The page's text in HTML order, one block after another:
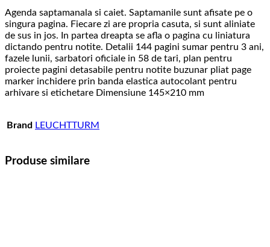
Agenda saptamanala si caiet. Saptamanile sunt afisate pe o
singura pagina. Fiecare zi are propria casuta, si sunt aliniate
de sus in jos. In partea dreapta se afla o pagina cu liniatura
dictando pentru notite. Detalii 144 pagini sumar pentru 3 ani,
fazele lunii, sarbatori oficiale in 58 de tari, plan pentru
proiecte pagini detasabile pentru notite buzunar pliat page
marker inchidere prin banda elastica autocolant pentru
arhivare si etichetare Dimensiune 145×210 mm
Brand LEUCHTTURM
Produse similare